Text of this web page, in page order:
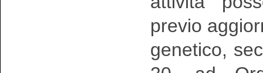
previo
genetico,